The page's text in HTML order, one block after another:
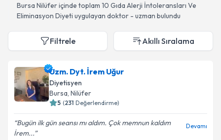
Bursa Nilüferiçinde toplam 10 Gıda Alerji İntoleransları Ve
Eliminasyon Diyeti uygulayan doktor - uzman bulundu
Filtrele Akıllı Sıralama
Uzm. Dyt. İrem Uğur
Diyetisyen
Bursa, Nilüfer
5 (231 Değerlendirme)
Bugün ilk gün seansı mı aldım. Çok memnun kaldım
İrem...
Devamı